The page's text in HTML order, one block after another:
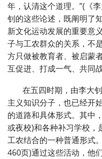
年，认清这个道理。”(《
钊的这些论述，既阐明了
新文化运动发展的重要意
子与工农群众的关系，不
方只做被教育者、被启蒙
互促进、打成一气、共同
在五四时期，由李大
主义知识分子，也已经开
的道路和具体形式。其中
或夜校)和各种补习学校
工农结合的一种普通形式
460页)通过这些活动，他